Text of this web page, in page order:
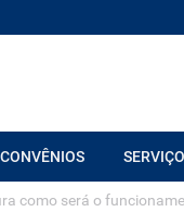
CONVÊNIOS
como será o